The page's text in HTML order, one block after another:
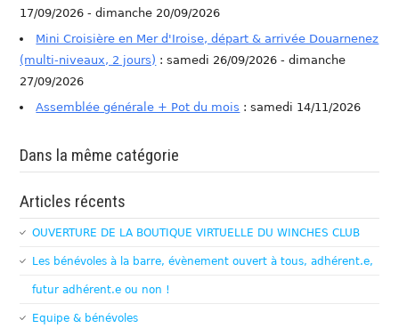
17/09/2026 - dimanche 20/09/2026
Mini Croisière en Mer d'Iroise, départ & arrivée Douarnenez
(multi-niveaux, 2 jours) : samedi 26/09/2026 - dimanche
27/09/2026
Assemblée générale + Pot du mois : samedi 14/11/2026
Dans la même catégorie
Articles récents
OUVERTURE DE LA BOUTIQUE VIRTUELLE DU WINCHES CLUB
Les bénévoles à la barre, évènement ouvert à tous, adhérent.e,
futur adhérent.e ou non !
Equipe & bénévoles